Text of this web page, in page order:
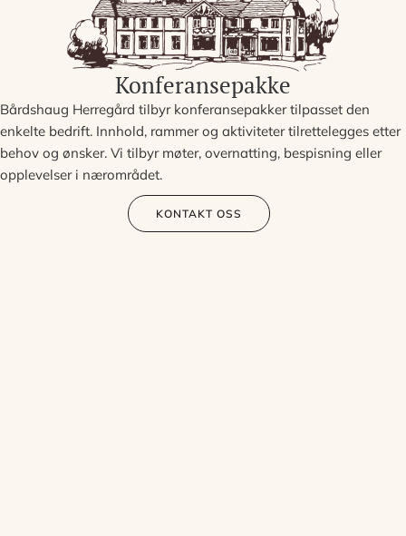
Konferansepakke
Bårdshaug Herregård tilbyr konferansepakker tilpasset den
enkelte bedrift. Innhold, rammer og aktiviteter tilrettelegges etter
behov og ønsker. Vi tilbyr møter, overnatting, bespisning eller
opplevelser i nærområdet.
KONTAKT OSS